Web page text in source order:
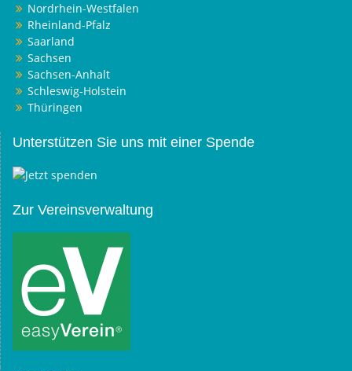
Nordrhein-Westfalen
Rheinland-Pfalz
Saarland
Sachsen
Sachsen-Anhalt
Schleswig-Holstein
Thüringen
Unterstützen Sie uns mit einer Spende
Zur Vereinsverwaltung